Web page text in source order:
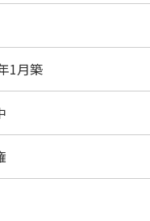
1月築